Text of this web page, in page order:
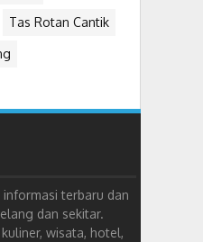
Tas Rotan Cantik
terbaru dan
dan sekitar.
wisata, hotel,